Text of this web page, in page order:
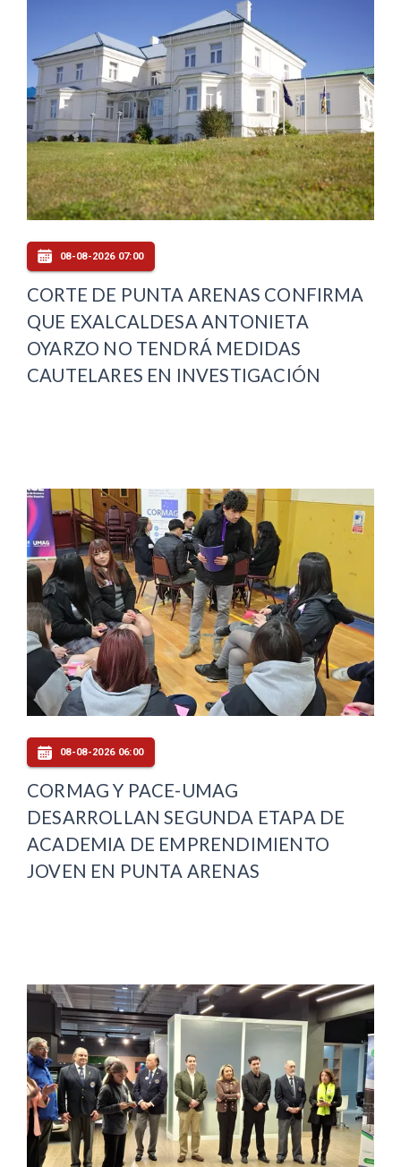
08-08-2026 07:00
CORTE DE PUNTA ARENAS CONFIRMA
QUE EXALCALDESA ANTONIETA
OYARZO NO TENDRÁ MEDIDAS
CAUTELARES EN INVESTIGACIÓN
08-08-2026 06:00
CORMAG Y PACE-UMAG
DESARROLLAN SEGUNDA ETAPA DE
ACADEMIA DE EMPRENDIMIENTO
JOVEN EN PUNTA ARENAS